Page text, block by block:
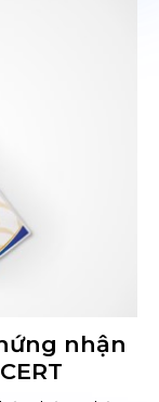
nhận